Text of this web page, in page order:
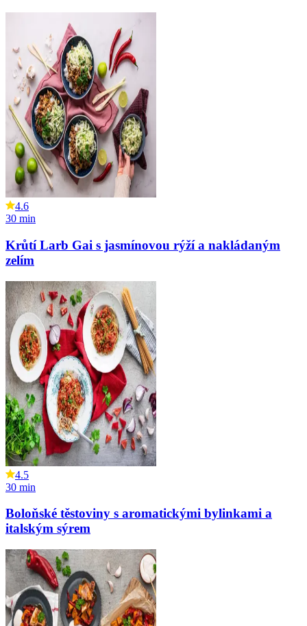
4.6
30 min
Krůtí Larb Gai s jasmínovou rýží a nakládaným
zelím
4.5
30 min
Boloňské těstoviny s aromatickými bylinkami a
italským sýrem